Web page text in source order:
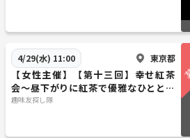
4/29(水) 11:00 東京都
【女性主催】【第十三回】幸せ紅茶
会〜昼下がりに紅茶で優雅なひととき
を〜《20代〜30代限定》【早割あり】
趣味友探し隊